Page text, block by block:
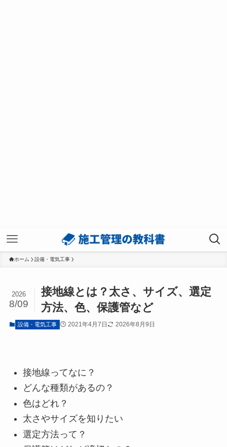
ホーム 設備・電気工事
接地線とは？太さ、サイズ、選定
方法、色、保護管など
2026
8/09
設備・電気工事 2021年4月7日 2026年8月9日
接地線ってなに？
どんな種類があるの？
色はどれ？
太さやサイズを知りたい
選定方法って？